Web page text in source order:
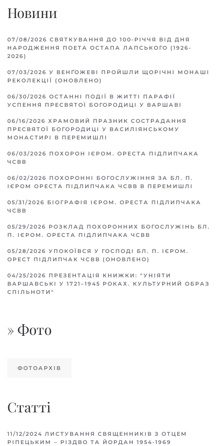
Новини
07/08/2026 СВЯТКУВАННЯ ДО 100-РІЧЧЯ ВІД ДНЯ
НАРОДЖЕННЯ ПОЕТА ОСТАПА ЛАПСЬКОГО (1926-
2026)
07/03/2026 У ВЕНҐОЖЕВІ ПРОЙШЛИ ЩОРІЧНІ МОНАШІ
РЕКОЛЕКЦІЇ (ОНОВЛЕНО)
06/30/2026 ОСТАННІ ПОДІЇ В ЖИТТІ ПАРАФІЇ
УСПЕННЯ ПРЕСВЯТОЇ БОГОРОДИЦІ У ВАРШАВІ
06/16/2026 ХРАМОВИЙ ПРАЗНИК СОСТРАДАННЯ
ПРЕСВЯТОЇ БОГОРОДИЦІ У ВАСИЛІЯНСЬКОМУ
МОНАСТИРІ В ПЕРЕМИШЛІ
06/03/2026 ПОХОРОН ІЄРОМ. ОРЕСТА ПІДЛИПЧАКА
ЧСВВ
06/02/2026 ПОХОРОННІ БОГОСЛУЖІННЯ ЗА БЛ. П.
ІЄРОМ ОРЕСТА ПІДЛИПЧАКА ЧСВВ В ПЕРЕМИШЛІ
05/31/2026 БІОГРАФІЯ ІЄРОМ. ОРЕСТА ПІДЛИПЧАКА
ЧСВВ
05/29/2026 РОЗКЛАД ПОХОРОННИХ БОГОСЛУЖІНЬ БЛ.
П. ІЄРОМ. ОРЕСТА ПІДЛИПЧАКА ЧСВВ
05/28/2026 УПОКОЇВСЯ У ГОСПОДІ БЛ. П. ІЄРОМ.
ОРЕСТ ПІДЛИПЧАК ЧСВВ (ОНОВЛЕНО)
04/25/2026 ПРЕЗЕНТАЦІЯ КНИЖКИ: "УНІЯТИ
ВАРШАВСЬКІ У 1721–1945 РОКАХ. КУЛЬТУРНИЙ ОБРАЗ
СПІЛЬНОТИ"
» Фото
ФОТОАРХІВ
Статті
11/12/2024 ЛИСТУВАННЯ СВЯЩЕННИКІВ З ОТЦЕМ
РІПЕЦЬКИМ – РІЗДВО ТА ЙОРДАН 1954-1969